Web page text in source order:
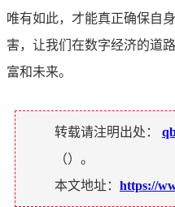
唯有如此，才能真正确保自
害，让我们在数字经济的道
富和未来。
转载请注明出处：
（）。
本文地址： https://